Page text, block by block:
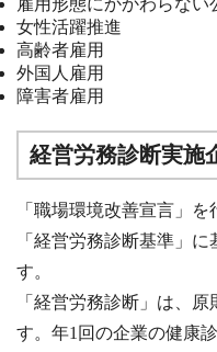
女性活躍推進
高齢者雇用
外国人雇用
障害者雇用
経営労務診断実施
「職場環境改善宣言」
「経営労務診断基準」
す。
「経営労務診断」は、
す。年1回の企業の健康